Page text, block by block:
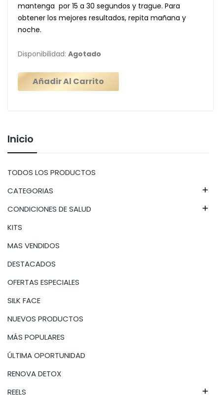
Inicio
TODOS LOS PRODUCTOS
CATEGORIAS

CONDICIONES DE SALUD 
KITS
MAS VENDIDOS
DESTACADOS
OFERTAS ESPECIALES
SILK FACE
NUEVOS PRODUCTOS
MÁS POPULARES
ÚLTIMA OPORTUNIDAD
RENOVA DETOX
REELS

mantenga por 15 a 30 segundos y trague. Para
obtener los mejores resultados, repita mañana y
noche.
Disponibilidad: Agotado
Añadir Al Carrito